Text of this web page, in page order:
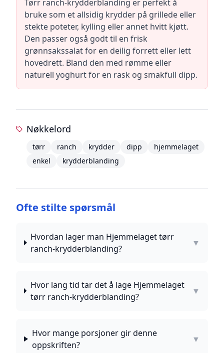
Tørr ranch-krydderblanding er perfekt å
bruke som et allsidig krydder på grillede eller
stekte poteter, kylling eller annet hvitt kjøtt.
Den passer også godt til en frisk
grønnsakssalat for en deilig forrett eller lett
hovedrett. Bland den med rømme eller
naturell yoghurt for en rask og smakfull dipp.
Nøkkelord
tørr ranch krydder dipp
hjemmelaget
enkel
krydderblanding
Ofte stilte spørsmål
Hvordan lager man Hjemmelaget tørr
ranch-krydderblanding?
▼
Hvor lang tid tar det å lage Hjemmelaget
tørr ranch-krydderblanding?
▼
Hvor mange porsjoner gir denne
oppskriften?
▼